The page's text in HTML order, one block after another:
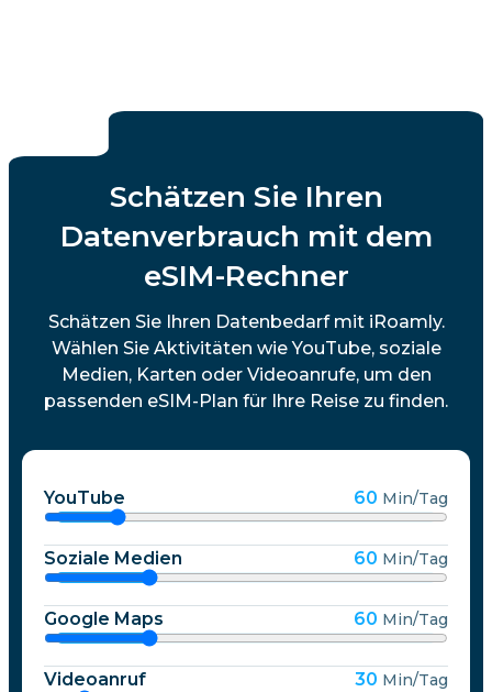
Schätzen Sie Ihren
Datenverbrauch mit dem
eSIM-Rechner
Schätzen Sie Ihren Datenbedarf mit iRoamly.
Wählen Sie Aktivitäten wie YouTube, soziale
Medien, Karten oder Videoanrufe, um den
passenden eSIM-Plan für Ihre Reise zu finden.
YouTube 60 Min/Tag
Soziale Medien 60 Min/Tag
Google Maps 60 Min/Tag
Videoanruf 30 Min/Tag